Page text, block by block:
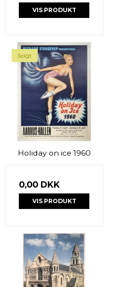
VIS PRODUKT
Solgt
Holiday on ice 1960
0,00 DKK
VIS PRODUKT